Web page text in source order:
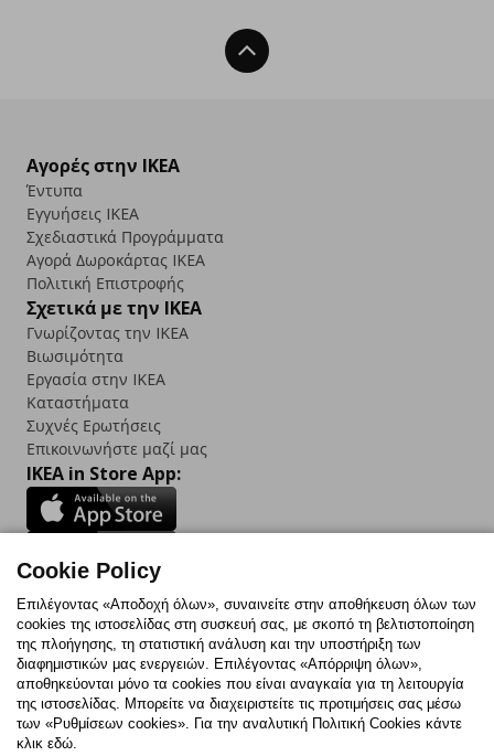
Back To Top
Αγορές στην IKEA
Έντυπα
Εγγυήσεις IKEA
Σχεδιαστικά Προγράμματα
Αγορά Δωρoκάρτας IKEA
Πολιτική Επιστροφής
Σχετικά με την IKEA
Γνωρίζοντας την IKEA
Βιωσιμότητα
Εργασία στην IKEA
Καταστήματα
Συχνές Ερωτήσεις
Επικοινωνήστε μαζί μας
IKEA in Store App:
FacebookInstagram
TikTokYoutubePinterestTwitter
Cookie Policy
Επιλέγοντας «Αποδοχή όλων», συναινείτε στην αποθήκευση όλων των
cookies της ιστοσελίδας στη συσκευή σας, με σκοπό τη βελτιστοποίηση
της πλοήγησης, τη στατιστική ανάλυση και την υποστήριξη των
διαφημιστικών μας ενεργειών. Επιλέγοντας «Απόρριψη όλων»,
αποθηκεύονται μόνο τα cookies που είναι αναγκαία για τη λειτουργία
της ιστοσελίδας. Μπορείτε να διαχειριστείτε τις προτιμήσεις σας μέσω
των «Ρυθμίσεων cookies». Για την αναλυτική Πολιτική Cookies κάντε
κλικ εδώ.